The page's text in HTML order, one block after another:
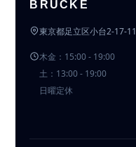
BRÜCKE
東京都足立区小台2-17-11
木金：15:00 - 19:00
土：13:00 - 19:00
日曜定休